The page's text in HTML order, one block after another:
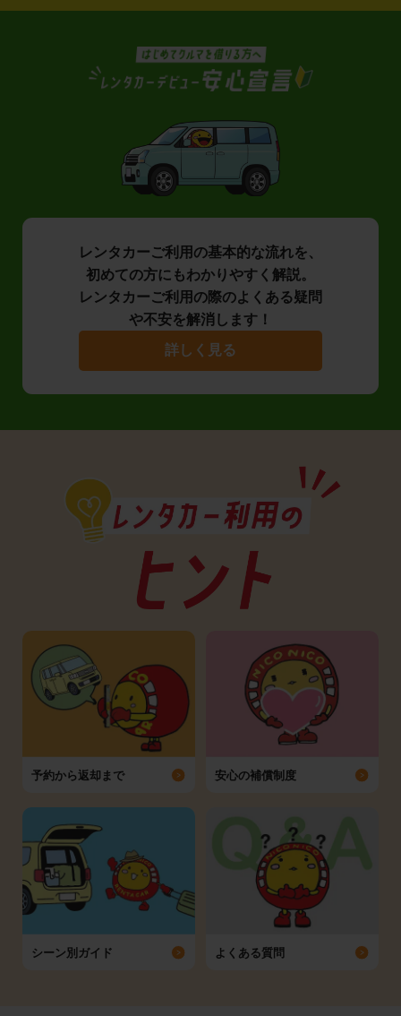
レンタカーご利用の基本的な流れを、
初めての方にもわかりやすく解説。
レンタカーご利用の際のよくある疑問
や不安を解消します！
詳しく見る
予約から返却まで 安心の補償制度
シーン別ガイド よくある質問